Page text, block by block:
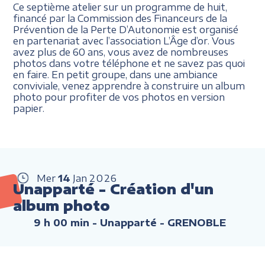
Ce septième atelier sur un programme de huit,
financé par la Commission des Financeurs de la
Prévention de la Perte D’Autonomie est organisé
en partenariat avec l’association L’Âge d’or. Vous
avez plus de 60 ans, vous avez de nombreuses
photos dans votre téléphone et ne savez pas quoi
en faire. En petit groupe, dans une ambiance
conviviale, venez apprendre à construire un album
photo pour profiter de vos photos en version
papier.
Mer 14 Jan 2026
Unapparté - Création d'un
album photo
9 h 00 min - Unapparté - GRENOBLE